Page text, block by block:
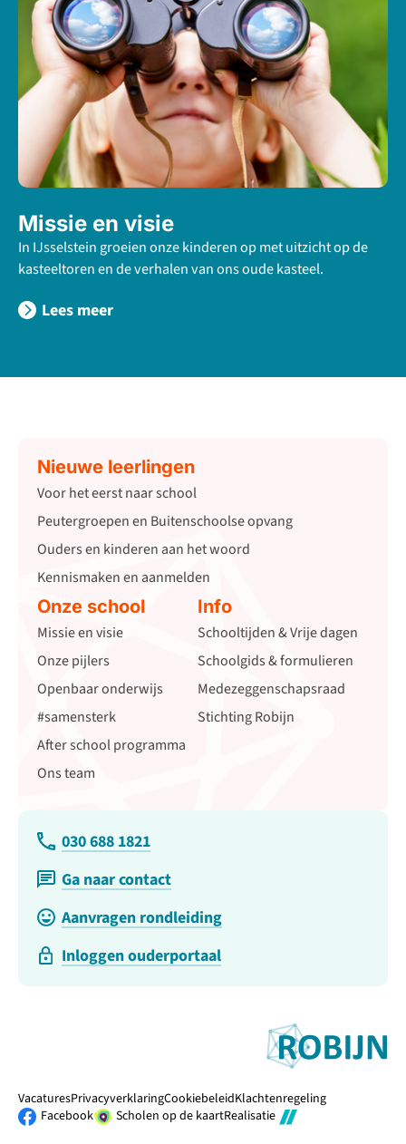
Missie en visie
In IJsselstein groeien onze kinderen op met uitzicht op de
kasteeltoren en de verhalen van ons oude kasteel.
Lees meer
Nieuwe leerlingen
Voor het eerst naar school
Peutergroepen en Buitenschoolse opvang
Ouders en kinderen aan het woord
Kennismaken en aanmelden
Onze school
Missie en visie
Onze pijlers
Openbaar onderwijs
#samensterk
After school programma
Ons team
Info
Schooltijden & Vrije dagen
Schoolgids & formulieren
Medezeggenschapsraad
Stichting Robijn
030 688 1821
Ga naar contact
Aanvragen rondleiding
Inloggen ouderportaal
VacaturesPrivacyverklaringCookiebeleidKlachtenregeling
Facebook
Scholen op de kaartRealisatie